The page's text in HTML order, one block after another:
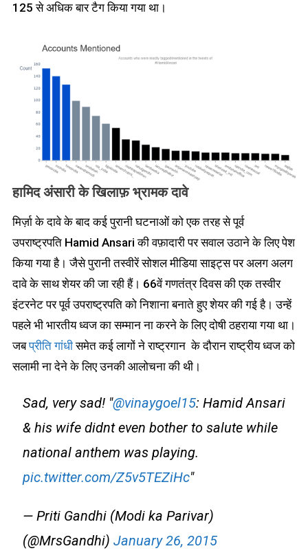
125 से अधिक बार टैग किया गया था।
हामिद अंसारी के खिलाफ़ भ्रामक दावे
मिर्ज़ा के दावे के बाद कई पुरानी घटनाओं को एक तरह से पूर्व
उपराष्ट्रपति Hamid Ansari की वफ़ादारी पर सवाल उठाने के लिए पेश
किया गया है। जैसे पुरानी तस्वीरें सोशल मीडिया साइट्स पर अलग अलग
दावे के साथ शेयर की जा रही हैं। 66वें गणतंत्र दिवस की एक तस्वीर
इंटरनेट पर पूर्व उपराष्ट्रपति को निशाना बनाते हुए शेयर की गई है। उन्हें
पहले भी भारतीय ध्वज का सम्मान ना करने के लिए दोषी ठहराया गया था।
जबप्रीति गांधीसमेत कई लागों ने राष्ट्रगान के दौरान राष्ट्रीय ध्वज को
सलामी ना देने के लिए उनकी आलोचना की थी।
Sad, very sad! "@vinaygoel15: Hamid Ansari
& his wife didnt even bother to salute while
national anthem was playing.
pic.twitter.com/Z5v5TEZiHc"
— Priti Gandhi (Modi ka Parivar)
(@MrsGandhi) January 26, 2015